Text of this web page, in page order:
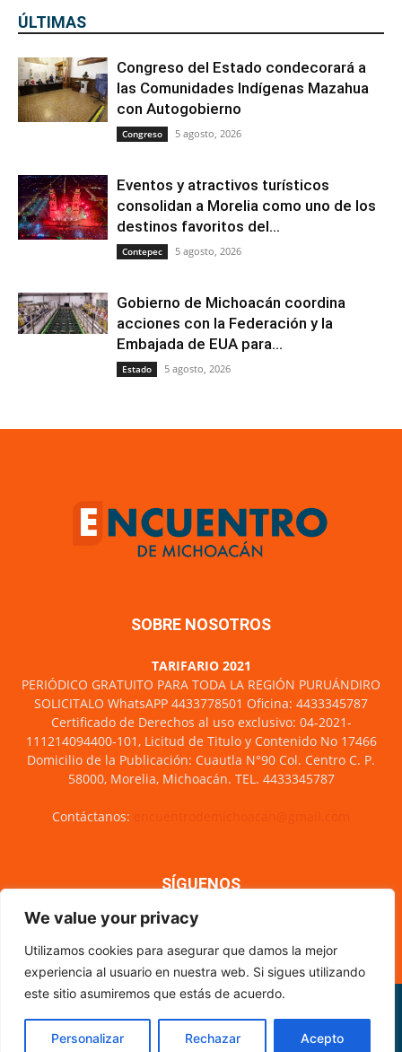
We value your privacy
Utilizamos cookies para asegurar que damos la mejor
experiencia al usuario en nuestra web. Si sigues utilizando
este sitio asumiremos que estás de acuerdo.
Personalizar Rechazar Acepto
ÚLTIMAS
Congreso del Estado condecorará a
las Comunidades Indígenas Mazahua
con Autogobierno
Congreso 5 agosto, 2026
Eventos y atractivos turísticos
consolidan a Morelia como uno de los
destinos favoritos del...
Contepec 5 agosto, 2026
Gobierno de Michoacán coordina
acciones con la Federación y la
Embajada de EUA para...
Estado 5 agosto, 2026
SOBRE NOSOTROS
TARIFARIO 2021
PERIÓDICO GRATUITO PARA TODA LA REGIÓN PURUÁNDIRO
SOLICITALO WhatsAPP 4433778501 Oficina: 4433345787
Certificado de Derechos al uso exclusivo: 04-2021-
111214094400-101, Licitud de Titulo y Contenido No 17466
Domicilio de la Publicación: Cuautla N°90 Col. Centro C. P.
58000, Morelia, Michoacán. TEL. 4433345787
Contáctanos:
SÍGUENOS
Nosotros
CÓDIGO DE ÉTICA PERIODÍSTICA
XML Sitemap